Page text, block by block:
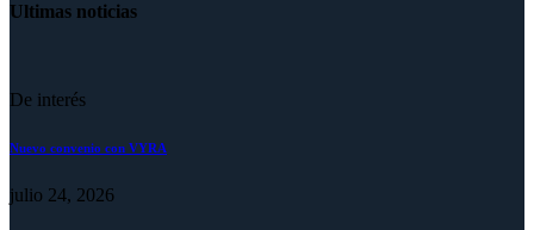
Ultimas noticias
De interés
Nuevo convenio con VYRA
julio 24, 2026